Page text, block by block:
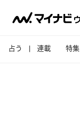
占う 連載 特集